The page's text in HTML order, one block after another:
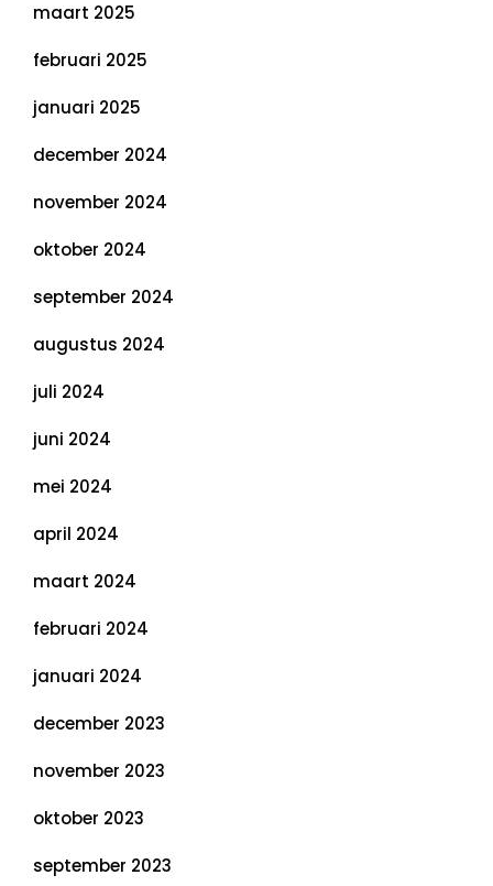
maart 2025
februari 2025
januari 2025
december 2024
november 2024
oktober 2024
september 2024
augustus 2024
juli 2024
juni 2024
mei 2024
april 2024
maart 2024
februari 2024
januari 2024
december 2023
november 2023
oktober 2023
september 2023